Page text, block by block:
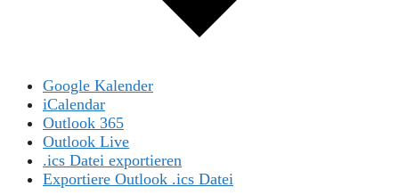
Google Kalender
iCalendar
Outlook 365
Outlook Live
.ics Datei exportieren
Exportiere Outlook .ics Datei